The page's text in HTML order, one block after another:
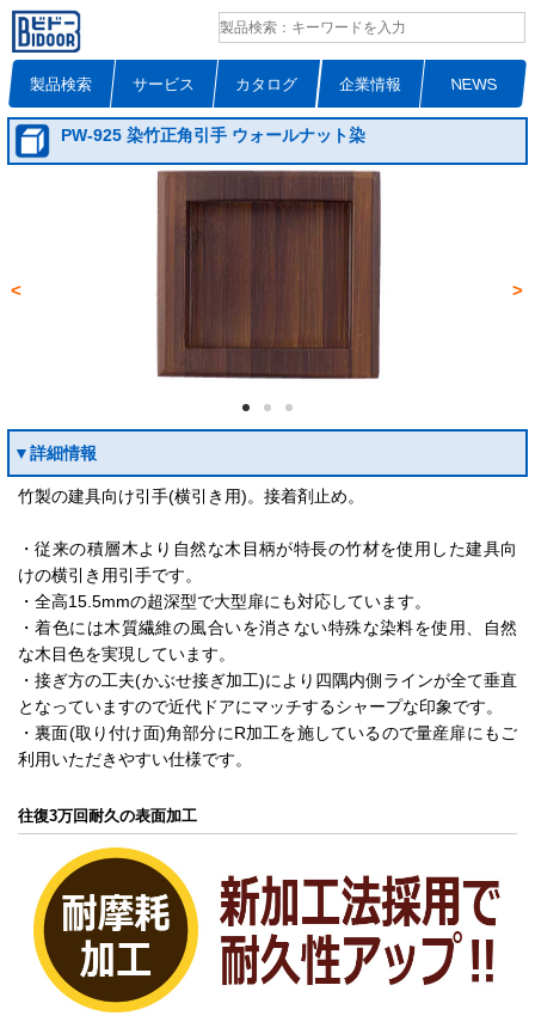
製品検索 サービス カタログ 企業情報 NEWS
PW-925 染竹正角引手 ウォールナット染
< >
▼詳細情報
竹製の建具向け引手(横引き用)。接着剤止め。
・従来の積層木より自然な木目柄が特長の竹材を使用した建具向
けの横引き用引手です。
・全高15.5mmの超深型で大型扉にも対応しています。
・着色には木質繊維の風合いを消さない特殊な染料を使用、自然
な木目色を実現しています。
・接ぎ方の工夫(かぶせ接ぎ加工)により四隅内側ラインが全て垂直
となっていますので近代ドアにマッチするシャープな印象です。
・裏面(取り付け面)角部分にR加工を施しているので量産扉にもご
利用いただきやすい仕様です。
往復3万回耐久の表面加工